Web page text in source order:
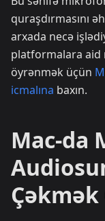
quraşdırmasını
arxada necə
platformalara aid
öyrənmək üçün
icmalına baxın.
Mac-da